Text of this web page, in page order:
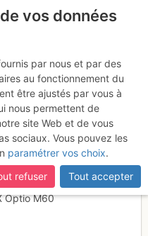
l'arête
(CC by-nc-nd)
Optio M60
vos données
par nous et par des
au fonctionnement du
être ajustés par vous à
nous permettent de
site Web et de vous
sociaux. Vous pouvez les
paramétrer vos choix.
refuser
Tout accepter